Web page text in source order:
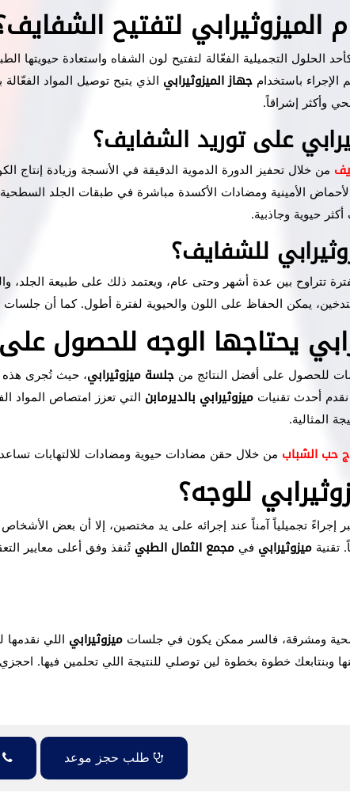
لتفتيح
الحلول التجميلية الفعّالة لتفتيح لون الشفاه واستعادة
الإجراء باستخدام جهاز الميزوثيرابي الذي يتيح توصيل المواد
وأكثر إشراقاً.
على توريد الشفايف؟
من خلال تحفيز الدورة الدموية الدقيقة في الأنسجة وزيادة إنتاج
الأمينية ومضادات الأكسدة مباشرة في طبقات الجلد
حيوية وجاذبية.
للشفايف؟
تتراوح بين عدة أشهر وحتى عام، ويعتمد ذلك على طبيعة الجلد،
يمكن الحفاظ على اللون والحيوية لفترة أطول. كما أن جلسات
يحتاجها الوجه للحصول على
جلسة ميزوثيرابي، حيث تُجرى هذه
أحدث تقنيات ميزوثيرابي بالديرمابن التي تعزز امتصاص المواد
المثالية.
حب الشباب من خلال حقن مضادات حيوية ومضادات للالتهابات
للوجه؟
إجراءً تجميلياً آمناً عند إجرائه على يد مختصين، إلا أن بعض
تقنية ميزوثيرابي في مجمع الثمال الطبي تُنفذ وفق أعلى معايير
ومشرقة، فالسر ممكن يكون في جلسات ميزوثيرابي اللي
وبنتابعك خطوة بخطوة لين توصلي للنتيجة اللي تحلمين فيها.
طلب حجز موعد